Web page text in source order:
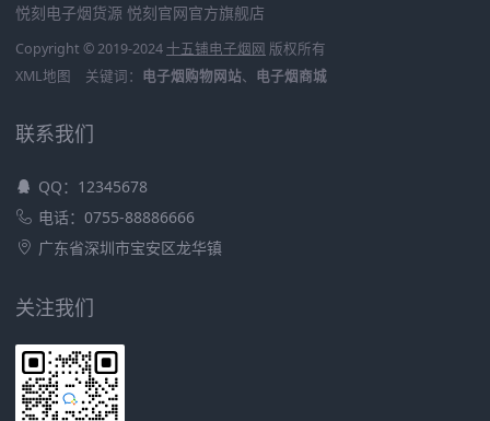
悦刻电子烟货源 悦刻官网官方旗舰店
Copyright © 2019-2024 十五铺电子烟网 版权所有
XML地图
关键词： 电子烟购物网站、 电子烟商城
联系我们
QQ：12345678
电话：0755-88886666
广东省深圳市宝安区龙华镇
关注我们